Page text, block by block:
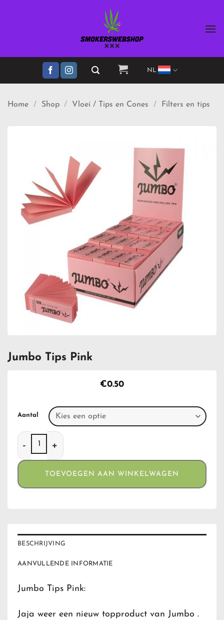
NL
Home / Shop / Vloei / Tips en Cones / Filters en tips
Jumbo Tips Pink
€0.50
Aantal
Jumbo Tips Pink aantal
TOEVOEGEN AAN WINKELWAGEN
BESCHRIJVING
AANVULLENDE INFORMATIE
Jumbo Tips Pink:
Jaja weer een nieuw topproduct van Jumbo .